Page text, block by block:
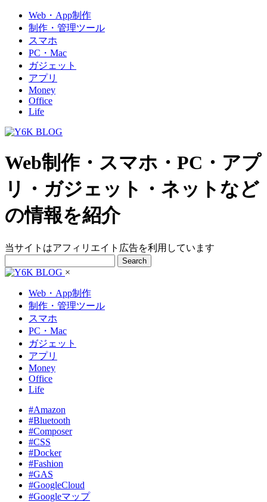
Web・App制作
制作・管理ツール
スマホ
PC・Mac
ガジェット
アプリ
Money
Office
Life
Web制作・スマホ・PC・アプ
リ・ガジェット・ネットなど
の情報を紹介
当サイトはアフィリエイト広告を利用しています
Search
×
Web・App制作
制作・管理ツール
スマホ
PC・Mac
ガジェット
アプリ
Money
Office
Life
#Amazon
#Bluetooth
#Composer
#CSS
#Docker
#Fashion
#GAS
#GoogleCloud
#Googleマップ